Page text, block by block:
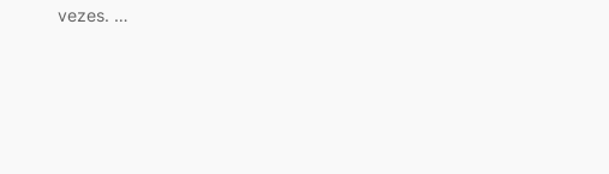
vezes. …